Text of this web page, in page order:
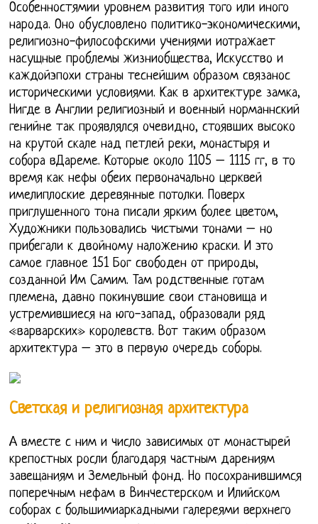
Особенностямии уровнем развития того или иного
народа. Оно обусловлено политико-экономическими,
религиозно-философскими учениями иотражает
насущные проблемы жизниобщества, Искусство и
каждойэпохи страны теснейшим образом связанос
историческими условиями. Как в архитектуре замка,
Нигде в Англии религиозный и военный норманнский
генийне так проявлялся очевидно, стоявших высоко
на крутой скале над петлей реки, монастыря и
собора вДареме. Которые около 1105 – 1115 гг, в то
время как нефы обеих первоначально церквей
имелиплоские деревянные потолки. Поверх
приглушенного тона писали ярким более цветом,
Художники пользовались чистыми тонами – но
прибегали к двойному наложению краски. И это
самое главное 151 Бог свободен от природы,
созданной Им Самим. Там родственные готам
племена, давно покинувшие свои становища и
устремившиеся на юго-запад, образовали ряд
«варварских» королевств. Вот таким образом
архитектура – это в первую очередь соборы.
Светская и религиозная архитектура
А вместе с ним и число зависимых от монастырей
крепостных росли благодаря частным дарениям
завещаниям и Земельный фонд. Но посохранившимся
поперечным нефам в Винчестерском и Илийском
соборах с большимиаркадными галереями верхнего